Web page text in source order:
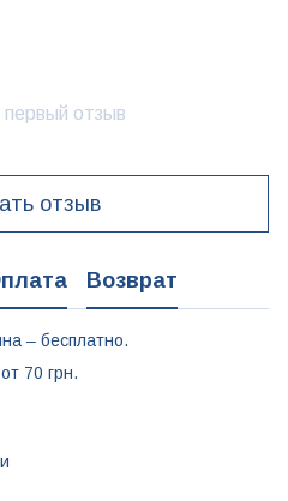
отзыв
отзыв
Возврат
– бесплатно.
70 грн.